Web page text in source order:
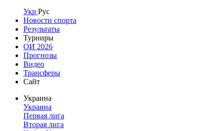
Укр Рус
Новости спорта
Результаты
Турниры
ОИ 2026
Прогнозы
Видео
Трансферы
Сайт
Украина
Украина
Первая лига
Вторая лига